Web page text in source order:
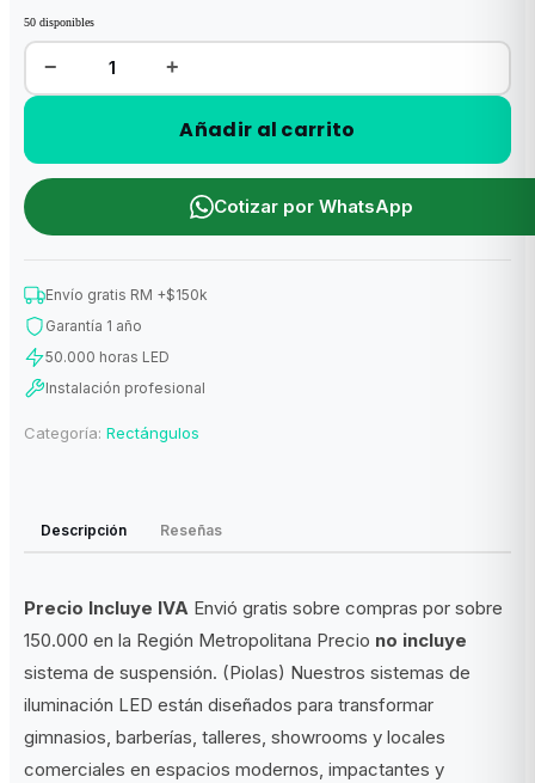
50 disponibles
3
Rectángulos
3,60
m
(294W)
cantidad
− +
Añadir al carrito
Cotizar por WhatsApp
Envío gratis RM +$150k
Garantía 1 año
50.000 horas LED
Instalación profesional
Categoría: Rectángulos
Descripción Reseñas
Precio Incluye IVA Envió gratis sobre compras por sobre
150.000 en la Región Metropolitana Precio no incluye
sistema de suspensión. (Piolas) Nuestros sistemas de
iluminación LED están diseñados para transformar
gimnasios, barberías, talleres, showrooms y locales
comerciales en espacios modernos, impactantes y